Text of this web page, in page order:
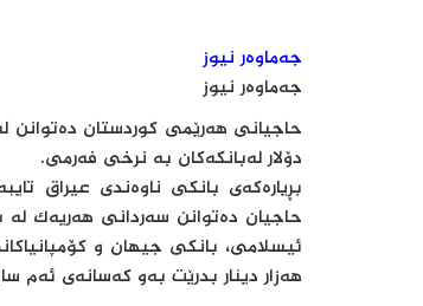
جەماوەر نیوز
جەماوەر نیوز
حاجیانی هەرێمی كوردستان دەتوانن
دۆلار لەبانكەكان بە نرخی فەرمی.
بڕیارەكەی بانكی ناوەندی عیراق
هەزار دینار بدرێت بەو كەسانەی